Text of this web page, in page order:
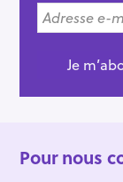
Pour nous